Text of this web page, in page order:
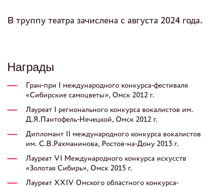
В труппу театра зачислена с августа 2024 года.
Награды
Гран-при I международного конкурса-фестиваля
«Сибирские самоцветы», Омск 2012 г.
Лауреат I регионального конкурса вокалистов им.
Д.Я.Пантофель-Нечецкой, Омск 2012 г.
Дипломант II международного конкурса вокалистов
им. С.В.Рахманинова, Ростов-на-Дону 2013 г.
Лауреат VI Международного конкурса искусств
«Золотая Сибирь», Омск 2015 г.
Лауреат XXIV Омского областного конкурса-